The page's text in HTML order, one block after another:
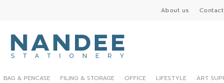
About us
BAG & PENCASE FILING & STORAGE OFFICE LIFESTYLE ART